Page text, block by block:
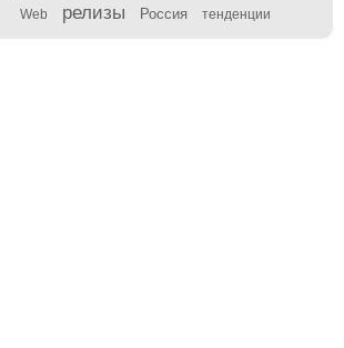
Web релизы Россия тенденции